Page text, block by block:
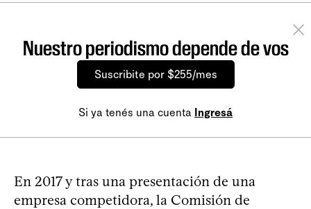
Nuestro periodismo depende de vos
Suscribite por $255/mes
Si ya tenés una cuenta Ingresá
En 2017 y tras una presentación de una
empresa competidora, la Comisión de